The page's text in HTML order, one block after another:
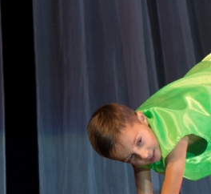
Коллективы Новости
ОТЧЕТЫ ГКЦ